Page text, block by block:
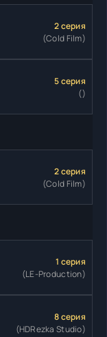
2 серия
(Cold Film)
5 серия
()
2 серия
(Cold Film)
1 серия
(LE-Production)
8 серия
(HDRezka Studio)